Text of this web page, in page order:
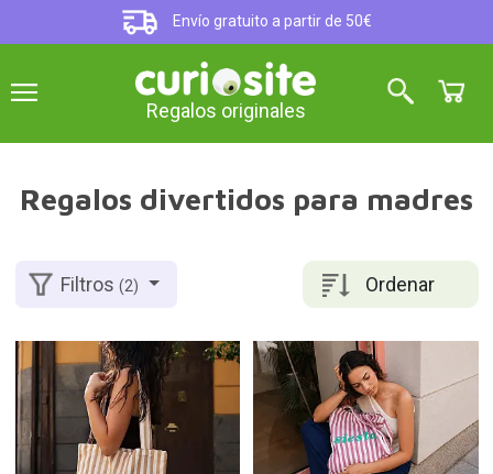
Envío gratuito a partir de 50€
Regalos originales
Regalos divertidos para madres
Ordenar
Filtros(2)